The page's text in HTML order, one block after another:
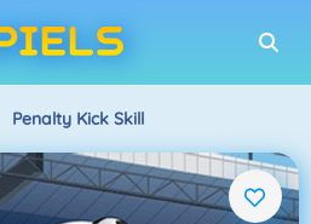
Penalty Kick Skill